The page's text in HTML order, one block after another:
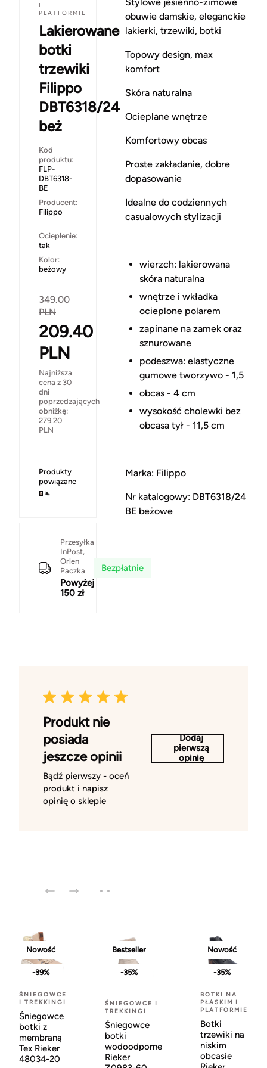
I
PLATFORMIE
Lakierowane
botki
trzewiki
Filippo
DBT6318/24
beż
Kod
produktu:
FLP-
DBT6318-
BE
Producent:
Filippo
Ocieplenie:
tak
Kolor:
beżowy
349.00
PLN
209.40
PLN
Najniższa
cena z 30
dni
poprzedzających
obniżkę:
279.20
PLN
Produkty
powiązane
Przesyłka
InPost,
Orlen
Paczka
Powyżej
150 zł
Bezpłatnie
obuwie damskie, eleganckie
lakierki, trzewiki, botki
Topowy design, max
komfort
Skóra naturalna
Ocieplane wnętrze
Komfortowy obcas
Proste zakładanie, dobre
dopasowanie
Idealne do codziennych
casualowych stylizacji
wierzch: lakierowana
skóra naturalna
wnętrze i wkładka
ocieplone polarem
zapinane na zamek oraz
sznurowane
podeszwa: elastyczne
gumowe tworzywo - 1,5
obcas - 4 cm
wysokość cholewki bez
obcasa tył - 11,5 cm
Marka: Filippo
Nr katalogowy: DBT6318/24
BE beżowe
Produkt nie
posiada
jeszcze opinii
Bądź pierwszy - oceń
produkt i napisz
opinię o sklepie
Dodaj
pierwszą
opinię
Nowość
-39%
ŚNIEGOWCE
I TREKKINGI
Śniegowce
botki z
membraną
Tex Rieker
48034-20
Bestseller
-35%
ŚNIEGOWCE I
TREKKINGI
Śniegowce
botki
wodoodporne
Rieker
Nowość
-35%
BOTKI NA
PŁASKIM I
PLATFORMIE
Botki
trzewiki na
niskim
obcasie